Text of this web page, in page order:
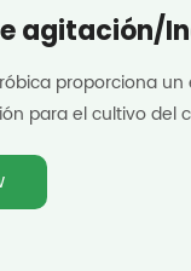
agitación/
proporciona
para el cultivo del